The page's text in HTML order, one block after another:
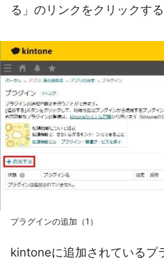
る」のリンクをクリックする
プラグインの追加（1）
kintoneに追加されているプ